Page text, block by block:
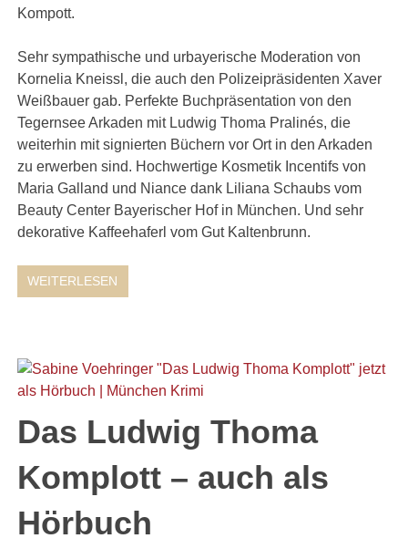
Kompott.
Sehr sympathische und urbayerische Moderation von
Kornelia Kneissl, die auch den Polizeipräsidenten Xaver
Weißbauer gab. Perfekte Buchpräsentation von den
Tegernsee Arkaden mit Ludwig Thoma Pralinés, die
weiterhin mit signierten Büchern vor Ort in den Arkaden
zu erwerben sind. Hochwertige Kosmetik Incentifs von
Maria Galland und Niance dank Liliana Schaubs vom
Beauty Center Bayerischer Hof in München. Und sehr
dekorative Kaffeehaferl vom Gut Kaltenbrunn.
WEITERLESEN
Das Ludwig Thoma
Komplott – auch als
Hörbuch